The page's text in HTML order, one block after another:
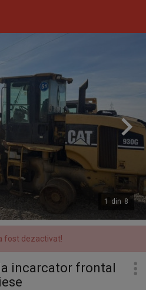
1 din 8
fost dezactivat!
incarcator frontal